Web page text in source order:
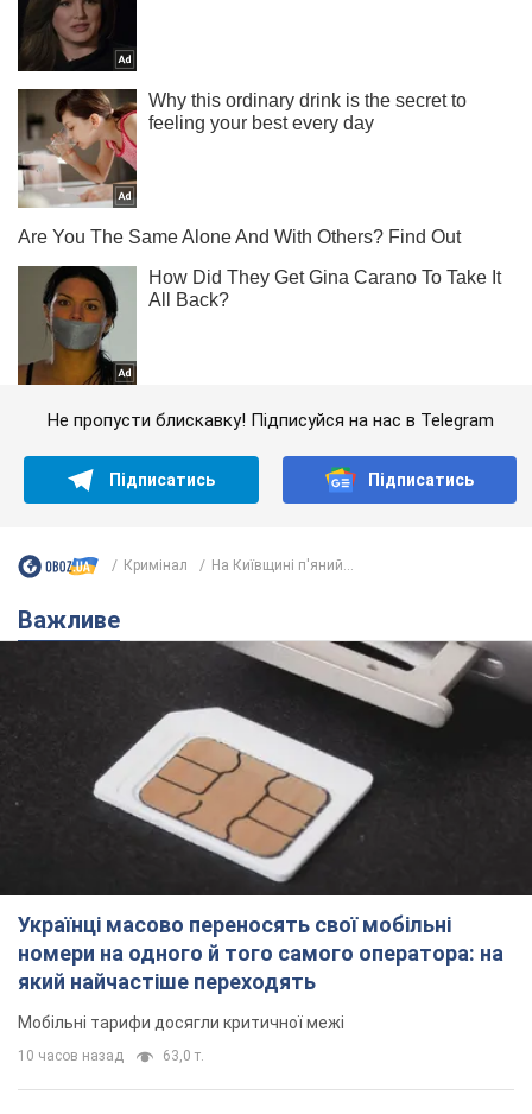
Не пропусти блискавку! Підписуйся на нас в Telegram
Підписатись Підписатись
Кримінал На Київщині п'яний...
Важливе
Українці масово переносять свої мобільні
номери на одного й того самого оператора: на
який найчастіше переходять
Мобільні тарифи досягли критичної межі
10 часов назад 63,0 т.